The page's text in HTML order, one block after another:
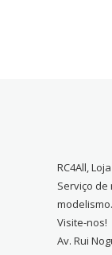
RC4All,
Serviço
modelismo.
Visite-nos!
Av. Rui